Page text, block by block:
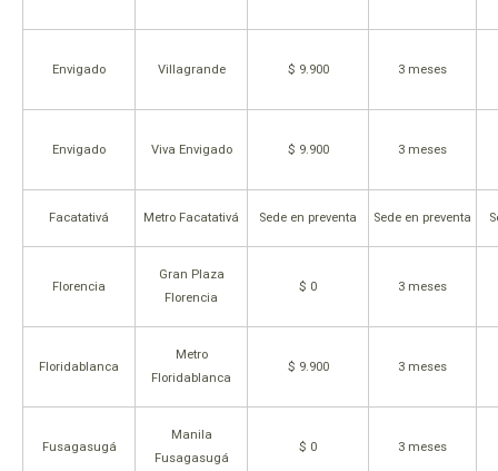
Envigado Villagrande $ 9.900 3 meses
Envigado Viva Envigado $ 9.900 3 meses
Facatativá Metro Facatativá Sede en preventa Sede en preventa
Florencia
Gran Plaza
Florencia
$ 0 3 meses
Floridablanca
Metro
Floridablanca
$ 9.900 3 meses
Fusagasugá
Manila
Fusagasugá
$ 0 3 meses